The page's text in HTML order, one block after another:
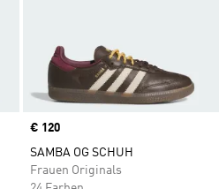
Price
€ 120
SAMBA OG SCHUH
Frauen Originals